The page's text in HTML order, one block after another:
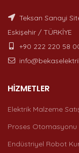
Teksan Sanayi
Eskişehir / TÜRKİYE
+90 222 220 58
HIZMETLER
Elektrik Malzeme
Proses Otomasyonu
Endüstriyel Robot